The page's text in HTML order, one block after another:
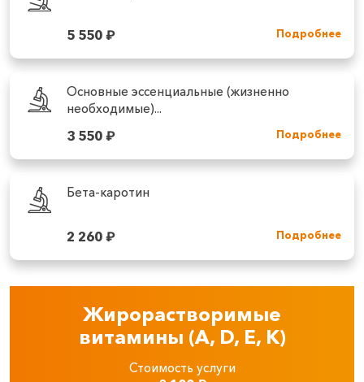
5 550₽ Подробнее
Основные эссенциальные (жизненно
необходимые)...
3 550₽ Подробнее
Бета-каротин
2 260₽ Подробнее
Жирорастворимые
витамины (A, D, E, K)
Стоимость услуги